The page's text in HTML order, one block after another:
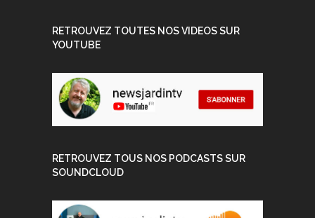
RETROUVEZ TOUTES NOS VIDEOS SUR
YOUTUBE
RETROUVEZ TOUS NOS PODCASTS SUR
SOUNDCLOUD